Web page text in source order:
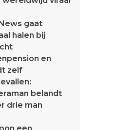
gaat
halen bij
en
zelf
belandt
drie man